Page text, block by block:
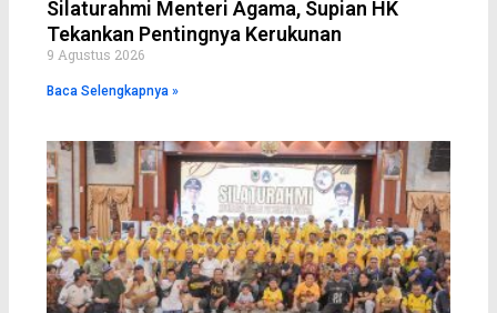
Silaturahmi Menteri Agama, Supian HK
Tekankan Pentingnya Kerukunan
9 Agustus 2026
Baca Selengkapnya »